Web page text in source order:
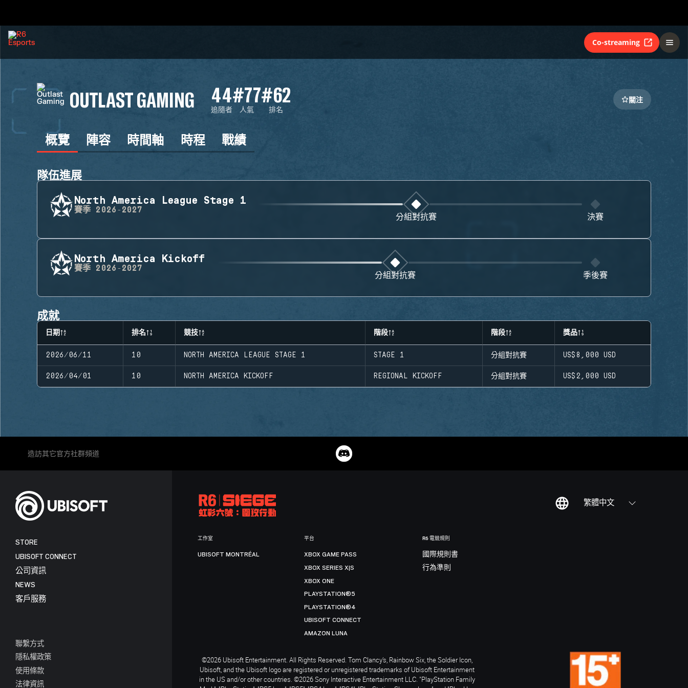
Co-streaming
OUTLAST GAMING 44
追隨者
#77
人氣
#62
排名
關注
概覽 陣容 時間軸 時程 戰績
隊伍進展
North America League Stage 1
賽季 2026-2027
分組對抗賽 決賽
North America Kickoff
賽季 2026-2027
分組對抗賽 季後賽
成就
日期 排名 競技 階段 階段 獎品
2026/06/11 10 NORTH AMERICA LEAGUE STAGE 1 STAGE 1 分組對抗賽 US$8,000 USD
2026/04/01 10 NORTH AMERICA KICKOFF REGIONAL KICKOFF 分組對抗賽 US$2,000 USD
造訪其它官方社群頻道
繁體中文
STORE
UBISOFT CONNECT
公司資訊
NEWS
客戶服務
聯繫方式
隱私權政策
使用條款
法律資訊
工作室
UBISOFT MONTRÉAL
平台
XBOX GAME PASS
XBOX SERIES X|S
XBOX ONE
PLAYSTATION®5
PLAYSTATION®4
UBISOFT CONNECT
AMAZON LUNA
R6 電競規則
國際規則書
行為準則
©2026 Ubisoft Entertainment. All Rights Reserved. Tom Clancy’s, Rainbow Six, the Soldier Icon,
Ubisoft, and the Ubisoft logo are registered or unregistered trademarks of Ubisoft Entertainment
in the US and/or other countries. ©2026 Sony Interactive Entertainment LLC. "PlayStation Family